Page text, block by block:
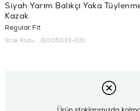
Siyah Yarım Balıkçı Yaka
Kazak
Regular Fit
Stok Kodu (E005001-03)